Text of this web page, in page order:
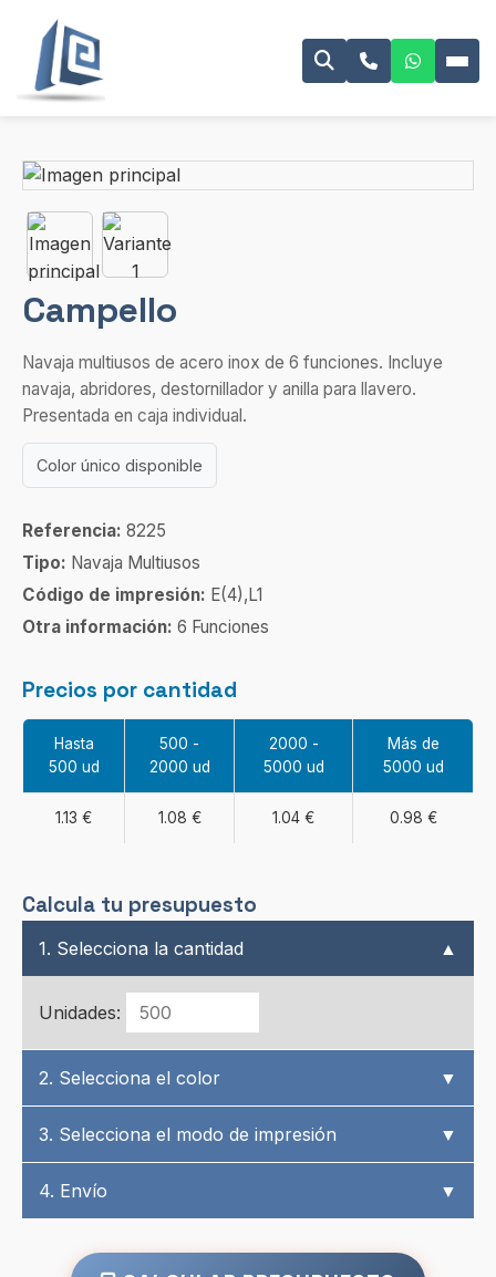
Campello
Navaja multiusos de acero inox de 6 funciones. Incluye
navaja, abridores, destornillador y anilla para llavero.
Presentada en caja individual.
Color único disponible
Referencia: 8225
Tipo: Navaja Multiusos
Código de impresión: E(4),L1
Otra información: 6 Funciones
Precios por cantidad
Hasta
500 ud
500 -
2000 ud
2000 -
5000 ud
Más de
5000 ud
1.13 € 1.08 € 1.04 € 0.98 €
Calcula tu presupuesto
1. Selecciona la cantidad ▲
Unidades:
2. Selecciona el color ▼
3. Selecciona el modo de impresión ▼
4. Envío ▼